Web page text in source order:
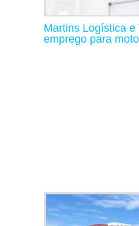
Martins Logística
emprego para